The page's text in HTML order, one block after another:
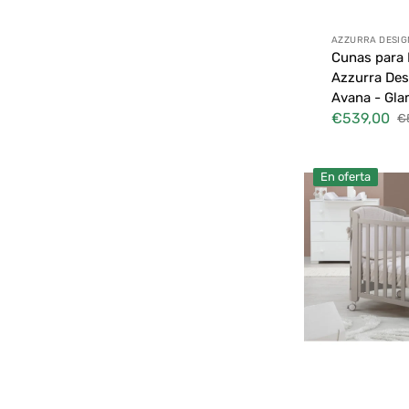
Proveedor:
AZZURRA
Cunas para
Azzurra
Avana -
Precio
€539,00
Cunas
para
Niños
Sweet-
Tortora
En oferta